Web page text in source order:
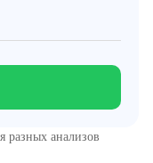
разных анализов